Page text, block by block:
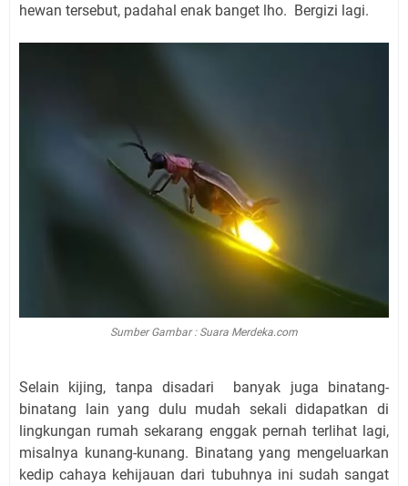
hewan tersebut, padahal enak banget lho. Bergizi lagi.
Sumber Gambar : Suara Merdeka.com
Selain kijing, tanpa disadari
banyak juga binatang-
binatang lain yang dulu mudah sekali didapatkan di
lingkungan rumah sekarang enggak pernah terlihat lagi,
misalnya kunang-kunang. Binatang yang mengeluarkan
kedip cahaya kehijauan dari tubuhnya ini sudah sangat